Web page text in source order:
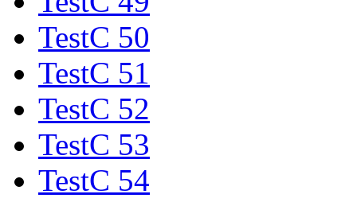
TestC 50
TestC 51
TestC 52
TestC 53
TestC 54